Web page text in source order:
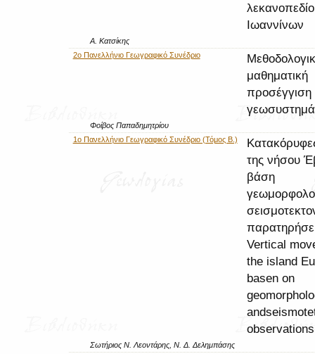
Ιωαννίνων
Α. Κατσίκης
2ο Πανελλήνιο Γεωγραφικό Συνέδριο
μαθηματική
προσέγγιση
Φοίβος Παπαδημητρίου
1ο Πανελλήνιο Γεωγραφικό Συνέδριο (Τόμος Β.)
της νήσου
βάση
Vertical
the island
basen on
observations
Σωτήριος Ν. Λεοντάρης, Ν. Δ. Δελημπάσης